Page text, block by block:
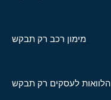
מימון רכב רק תבקש
הלוואות לעסקים רק תבקש